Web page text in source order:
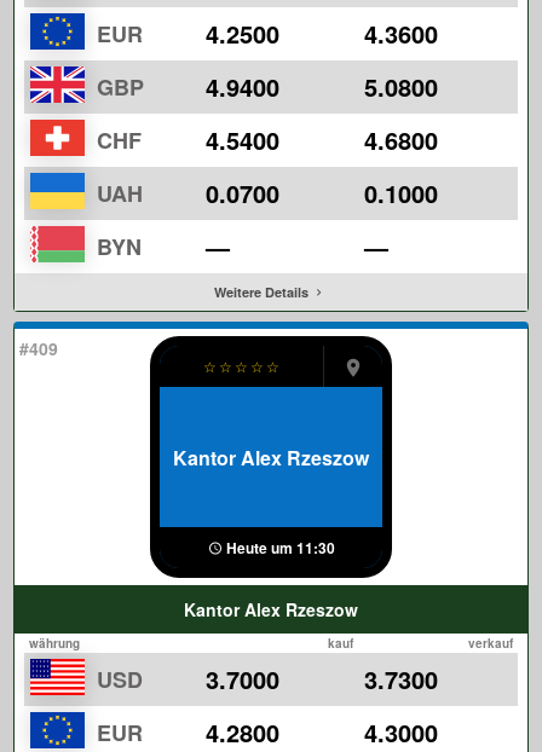
EUR 4.2500 4.3600
GBP 4.9400 5.0800
CHF 4.5400 4.6800
UAH 0.0700 0.1000
BYN — —
Weitere Details
#409
☆
☆
☆
☆
☆
Kantor Alex Rzeszow
Heute um 11:30
Kantor Alex Rzeszow
währung kauf verkauf
USD 3.7000 3.7300
EUR 4.2800 4.3000